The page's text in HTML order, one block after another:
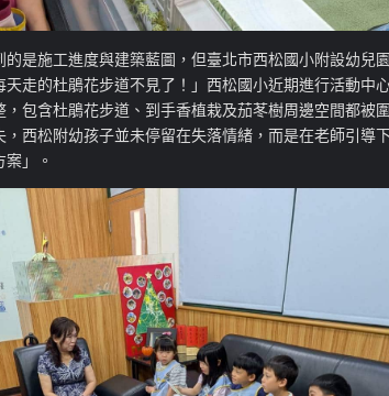
的是施工進度與建築藍圖，但臺北市西松國小附設幼兒
走的杜鵑花步道不見了！」西松國小近期進行活動中
包含杜鵑花步道、到手香植栽及茄苳樹周邊空間都被
西松附幼孩子並未停留在失落情緒，而是在老師引導
」。